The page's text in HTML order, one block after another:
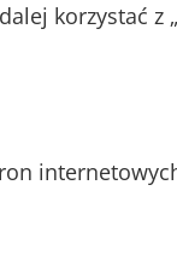
korzystać z